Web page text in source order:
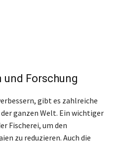
und Forschung
gibt es zahlreiche
ganzen Welt. Ein wichtiger
Fischerei, um den
zu reduzieren. Auch die